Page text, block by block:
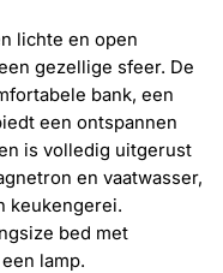
lichte en open
gezellige sfeer. De
bank, een
een ontspannen
is volledig uitgerust
en vaatwasser,
keukengerei.
bed met
lamp.